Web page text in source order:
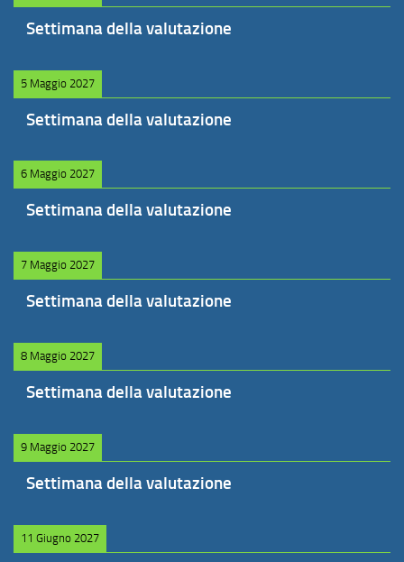
Settimana della valutazione
5 Maggio 2027
Settimana della valutazione
6 Maggio 2027
Settimana della valutazione
7 Maggio 2027
Settimana della valutazione
8 Maggio 2027
Settimana della valutazione
9 Maggio 2027
Settimana della valutazione
11 Giugno 2027